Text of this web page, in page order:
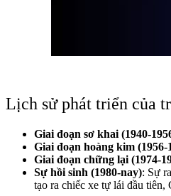
Lịch sử phát triển của
Giai đoạn sơ khai (1940-
Giai đoạn hoàng kim (1956-
Giai đoạn chững lại (1974-
Sự hồi sinh (1980-nay): Sự
tạo ra chiếc xe tự lái đầu tiên,